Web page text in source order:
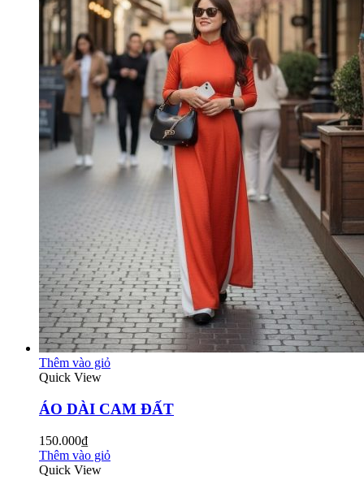
Thêm vào giỏ
Quick View
ÁO DÀI CAM ĐẤT
150.000₫
Thêm vào giỏ
Quick View